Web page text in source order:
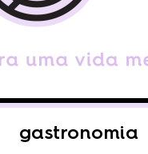
gastronomia